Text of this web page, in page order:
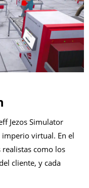
Jezos Simulator
virtual. En el
realistas como los
cliente, y cada